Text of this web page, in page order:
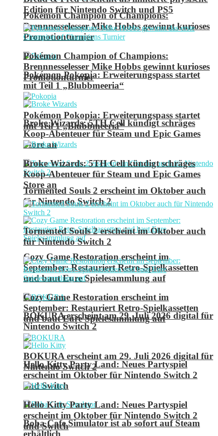
Pokémon Champion of Champions:
Brennnesselesser Mike Hobbs gewinnt kurioses
Promotionturnier
Pokémon Pokopia: Erweiterungspass startet
mit Teil 1 „Blubbmeeria“
Broke Wizards: 5TH Cell kündigt schräges
Koop-Abenteuer für Steam und Epic Games
Store an
Tormented Souls 2 erscheint im Oktober auch
für Nintendo Switch 2
Cozy Game Restoration erscheint im
September: Restauriert Retro-Spielkassetten
und baut Eure Spielesammlung auf
BOKURA erscheint am 29. Juli 2026 digital für
Nintendo Switch 2
Hello Kitty Party Land: Neues Partyspiel
erscheint im Oktober für Nintendo Switch 2
und Switch
Boba Cafe Simulator ist ab sofort auf Steam
erhältlich
Edition für Nintendo Switch und PS5
Pokémon Champion of Champions:
Brennnesselesser Mike Hobbs gewinnt kurioses
Promotionturnier
Pokémon Pokopia: Erweiterungspass startet
mit Teil 1 „Blubbmeeria“
Broke Wizards: 5TH Cell kündigt schräges
Koop-Abenteuer für Steam und Epic Games
Store an
Tormented Souls 2 erscheint im Oktober auch
für Nintendo Switch 2
Cozy Game Restoration erscheint im
September: Restauriert Retro-Spielkassetten
und baut Eure Spielesammlung auf
BOKURA erscheint am 29. Juli 2026 digital für
Nintendo Switch 2
Hello Kitty Party Land: Neues Partyspiel
erscheint im Oktober für Nintendo Switch 2
und Switch